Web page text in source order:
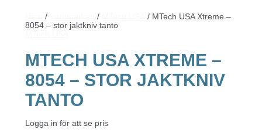
/ /
/ MTech USA Xtreme –
8054 – stor jaktkniv tanto
MTECH USA XTREME –
8054 – STOR JAKTKNIV
TANTO
Logga in för att se pris